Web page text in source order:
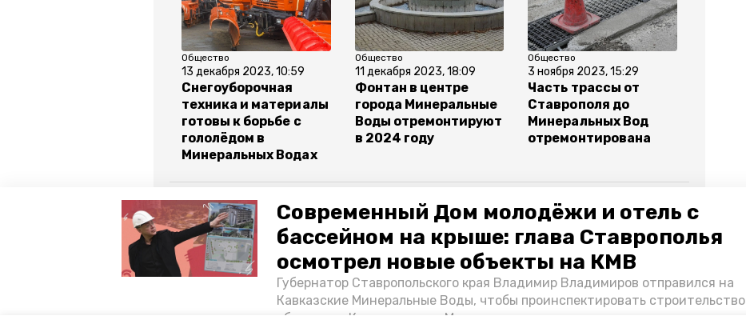
Современный Дом молодёжи и отель с
бассейном на крыше: глава Ставрополья
осмотрел новые объекты на КМВ
Губернатор Ставропольского края Владимир Владимиров отправился на
Кавказские Минеральные Воды, чтобы проинспектировать строительство
Общество
13 декабря 2023, 10:59
Снегоуборочная
техника и материалы
готовы к борьбе с
гололёдом в
Минеральных Водах
Общество
11 декабря 2023, 18:09
Фонтан в центре
города Минеральные
Воды отремонтируют
в 2024 году
Общество
3 ноября 2023, 15:29
Часть трассы от
Ставрополя до
Минеральных Вод
отремонтирована
Все новости
минеральные воды река кума загрязнение реки администрация округа
глава минераловодского округа вячеслав сергиенко